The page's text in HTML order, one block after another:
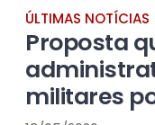
ÚLTIMAS NOTÍCIAS
Proposta
militares